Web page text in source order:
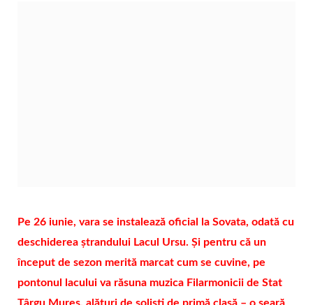
Pe 26 iunie, vara se instalează oficial la Sovata, odată cu
deschiderea ștrandului Lacul Ursu. Și pentru că un
început de sezon merită marcat cum se cuvine, pe
pontonul lacului va răsuna muzica Filarmonicii de Stat
Târgu Mureș, alături de soliști de primă clasă – o seară